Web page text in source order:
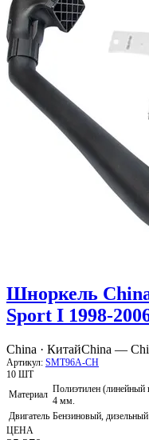
Шноркель
Sport I 1998-
China · КитайChina —
Артикул: SMT96A-CH
10 ШТ
Материал Полиэтилен (линейный
4 мм.
Двигатель Бензиновый, дизельный
ЦЕНА